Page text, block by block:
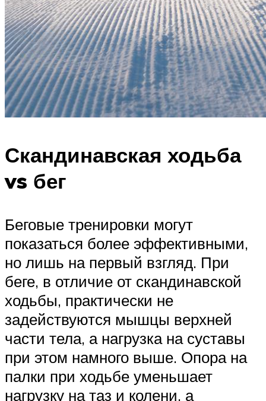
Скандинавская ходьба
vs бег
Беговые тренировки могут
показаться более эффективными,
но лишь на первый взгляд. При
беге, в отличие от скандинавской
ходьбы, практически не
задействуются мышцы верхней
части тела, а нагрузка на суставы
при этом намного выше. Опора на
палки при ходьбе уменьшает
нагрузку на таз и колени, а